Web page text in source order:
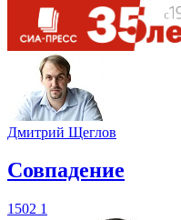
Дмитрий Щеглов
​Совпадение
1502 1